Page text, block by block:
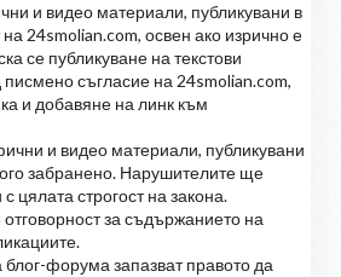
и видео материали, публикувани в
на 24smolian.com, освен ако изрично е
се публикуване на текстови
съгласие на 24smolian.com,
и добавяне на линк към
и видео материали, публикувани
забранено. Нарушителите ще
цялата строгост на закона.
за съдържанието на
форума запазват правото да